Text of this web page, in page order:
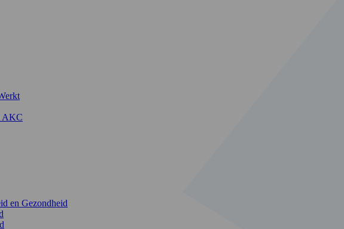
AKC
en Gezondheid